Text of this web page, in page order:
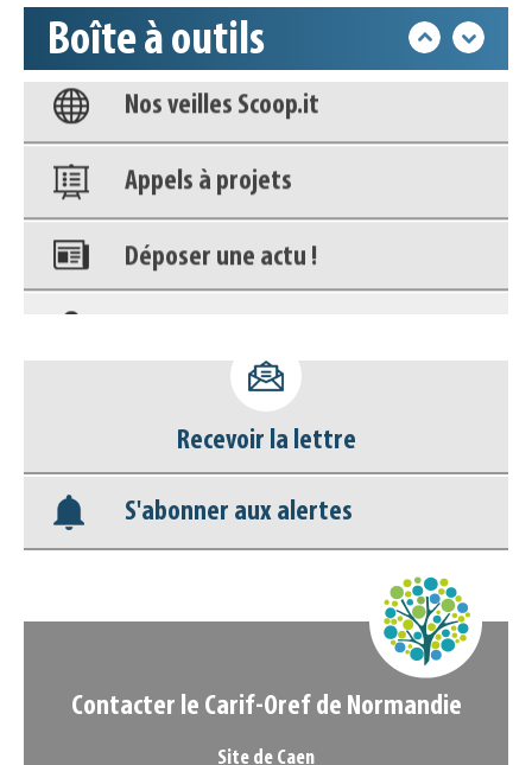
Boîte à outils
Base documentaire
Nos veilles Scoop.it
Appels à projets
Déposer une actu !
Base documentaire
Nos veilles Scoop.it
Appels à projets
Recevoir la lettre
S'abonner aux alertes
Contacter le Carif-Oref de Normandie